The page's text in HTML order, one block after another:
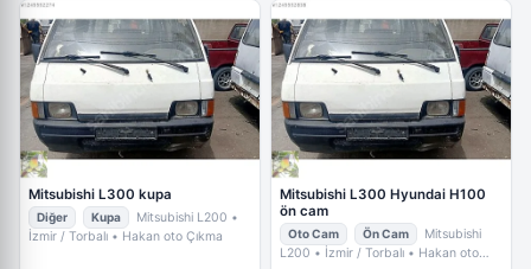
Mitsubishi L300 kupa
Diğer Kupa Mitsubishi L200 •
İzmir / Torbalı • Hakan oto Çıkma
Mitsubishi L300 Hyundai H100
ön cam
Oto Cam Ön Cam
Mitsubishi
L200 • İzmir / Torbalı • Hakan oto